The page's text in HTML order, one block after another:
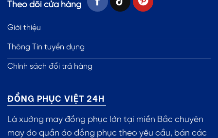
Theo dõi cửa hàng
Giới thiệu
Thông Tin tuyển dụng
Chính sách đổi trả hàng
ĐỒNG PHỤC VIỆT 24H
Là xưởng may đồng phục lớn tại miền Bắc chuyên
may đo quần áo đồng phục theo yêu cầu, bán các